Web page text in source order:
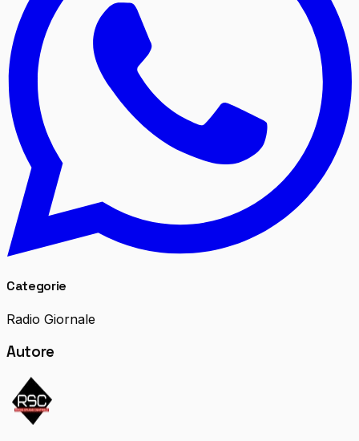
Categorie
Radio Giornale
Autore